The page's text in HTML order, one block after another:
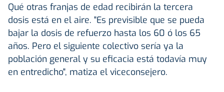
Qué otras franjas de edad recibirán la tercera
dosis está en el aire. "Es previsible que se pueda
bajar la dosis de refuerzo hasta los 60 ó los 65
años. Pero el siguiente colectivo sería ya la
población general y su eficacia está todavía muy
en entredicho", matiza el viceconsejero.